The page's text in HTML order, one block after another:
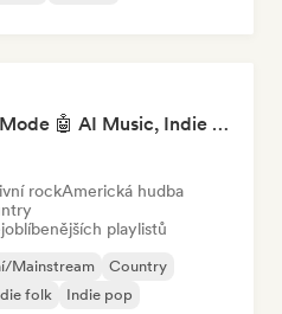
Pop Machine Mode 🤖 AI Music, Indie Pop & Dream Pop
rockAmerická hudba
playlistů
Mainstream
Country
folk Indie pop